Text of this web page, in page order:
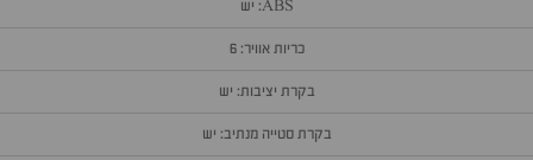
ABS: יש
כריות אוויר: 6
בקרת יציבות: יש
בקרת סטייה מנתיב: יש